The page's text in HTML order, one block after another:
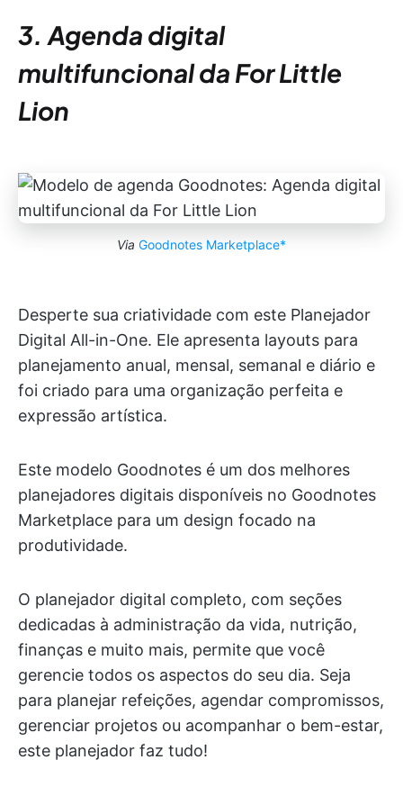
3. Agenda digital
multifuncional da For Little
Lion
Via Goodnotes Marketplace*
Desperte sua criatividade com este Planejador
Digital All-in-One. Ele apresenta layouts para
planejamento anual, mensal, semanal e diário e
foi criado para uma organização perfeita e
expressão artística.
Este modelo Goodnotes é um dos melhores
planejadores digitais disponíveis no Goodnotes
Marketplace para um design focado na
produtividade.
O planejador digital completo, com seções
dedicadas à administração da vida, nutrição,
finanças e muito mais, permite que você
gerencie todos os aspectos do seu dia. Seja
para planejar refeições, agendar compromissos,
gerenciar projetos ou acompanhar o bem-estar,
este planejador faz tudo!